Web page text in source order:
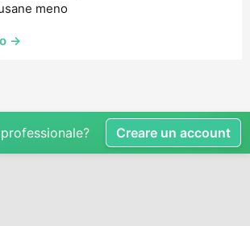
meno
→
Creare un account